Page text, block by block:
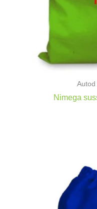
Autod
Nimega